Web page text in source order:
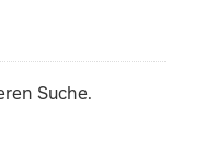
Suche.